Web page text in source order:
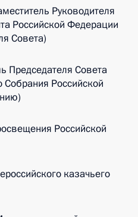
Руководителя
Российской Федерации
Совета)
Председателя Совета
Российской
Российской
казачьего